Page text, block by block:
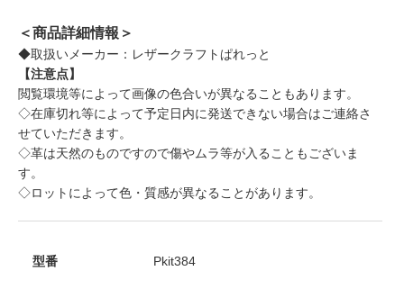
＜商品詳細情報＞
◆取扱いメーカー：レザークラフトぱれっと
【注意点】
閲覧環境等によって画像の色合いが異なることもあります。
◇在庫切れ等によって予定日内に発送できない場合はご連絡さ
せていただきます。
◇革は天然のものですので傷やムラ等が入ることもございま
す。
◇ロットによって色・質感が異なることがあります。
型番 Pkit384